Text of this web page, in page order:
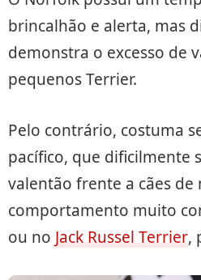
brincalhão e alerta, mas
demonstra o excesso de
pequenos Terrier.
Pelo contrário, costuma
pacífico, que dificilmente
valentão frente a cães
comportamento muito
ou no Jack Russel Terrier,